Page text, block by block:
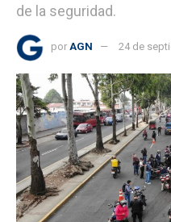
de la seguridad.
por AGN 24 de